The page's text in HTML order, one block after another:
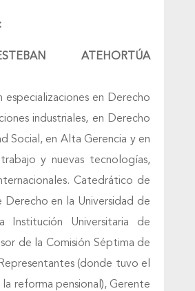
ATEHORTÚA
en Derecho
industriales, en Derecho
Social, en Alta Gerencia y en
y nuevas tecnologías,
Catedrático de
Derecho en la Universidad de
Institución Universitaria de
de la Comisión Séptima de
(donde tuvo el
reforma pensional), Gerente